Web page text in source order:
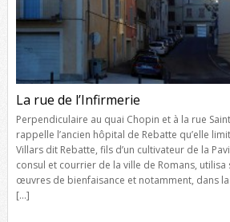
La rue de l’Infirmerie
Perpendiculaire au quai Chopin et à la rue
rappelle l’ancien hôpital de Rebatte qu’elle
Villars dit Rebatte, fils d’un cultivateur de la
consul et courrier de la ville de Romans,
œuvres de bienfaisance et notamment, dans
[…]